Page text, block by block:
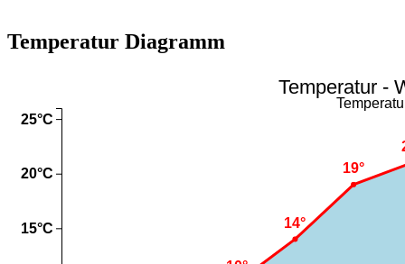
Temperatur Diagramm